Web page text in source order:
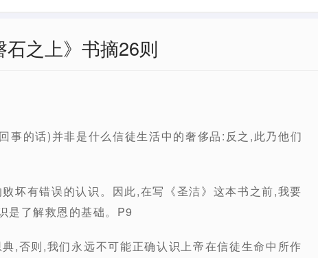
石之上》书摘26则
事的话)并非是什么信徒生活中的奢侈品:反之,此乃他们
坏有错误的认识。因此,在写《圣洁》这本书之前,我要
是了解救恩的基础。P9
,否则,我们永远不可能正确认识上帝在信徒生命中所作